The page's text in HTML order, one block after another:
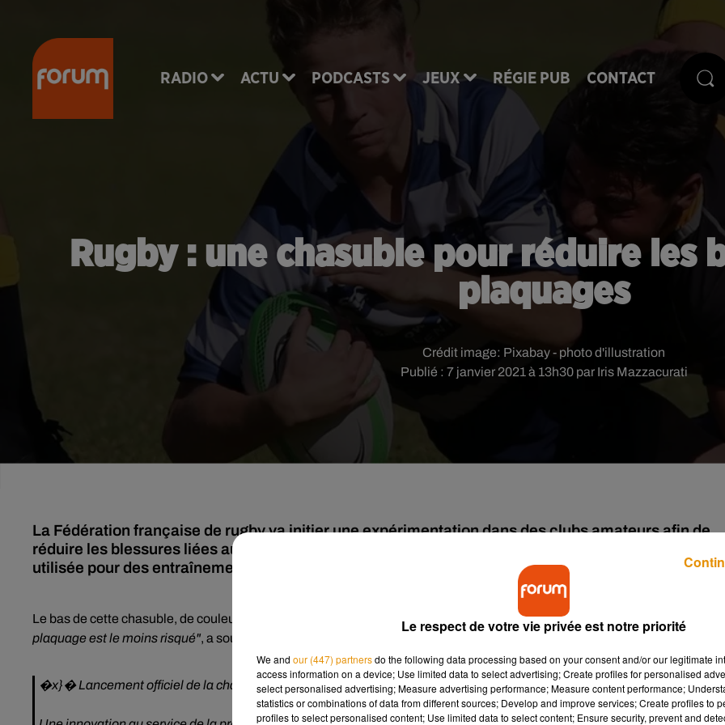
RADIO ACTU PODCASTS JEUX RÉGIE PUB CONTACT
Rugby : une chasuble pour réduire les
plaquages
Publié : 7 janvier 2021 à 13h30 par Iris Mazzacurati
Crédit image: Pixabay - photo d'illustration
La Fédération française de rugby va initier une expérimentation dans des clubs amateurs afin de
réduire les blessures liées aux plaquages grâce à une nouvelle chasuble de différentes couleurs
utilisée pour des entraînements.
Le bas de cette chasuble, de couleur orange, doit inciter les joueurs à plaquer au niveau de la taille,
"la zone dans laquelle le
plaquage est le moins risqué", a souligné le directeur technique national Didier Retière.
�x}� Lancement officiel de la chasuble de plaquage co-développée avec@assurementrugby�xÈ
Le respect de votre vie privée est notre priorité
We and our (447) partnersdo the following data processing based on your consent and/or our legitimate
access information on a device; Use limited data to select advertising; Create profiles for personalised
select personalised advertising; Measure advertising performance; Measure content performance;
statistics or combinations of data from different sources; Develop and improve services; Create profiles to
profiles to select personalised content; Use limited data to select content; Ensure security, prevent and